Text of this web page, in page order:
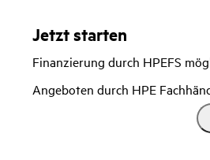
optimiert die Cloud der Mist-
den Betrieb vereinfacht und die
verbundener Geräte verbessert.
Jetzt starten
Finanzierung durch HPEFS
Angeboten durch HPE